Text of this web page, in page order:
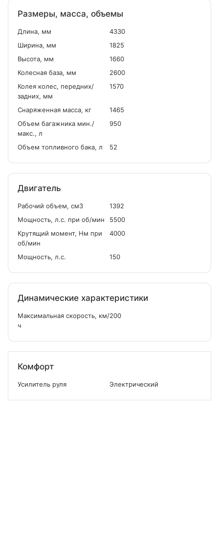
Размеры, масса, объемы
Длина, мм
4330
Ширина, мм
1825
Высота, мм
1660
Колесная база, мм
2600
Колея колес, передних/
задних, мм
1570
Снаряженная масса, кг
1465
Объем багажника мин./
макс., л
950
Объем топливного бака, л 52
Двигатель
Рабочий объем, см3
1392
Мощность, л.с. при об/мин
5500
Крутящий момент, Нм при
об/мин
4000
Мощность, л.с. 150
Динамические характеристики
Максимальная скорость, км/
ч
200
Комфорт
Усилитель руля Электрический